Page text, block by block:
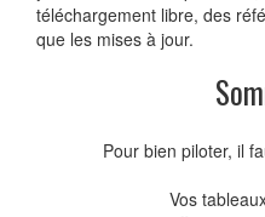
téléchargement libre, des
que les mises à jour.
Pour bien piloter, il
Vos